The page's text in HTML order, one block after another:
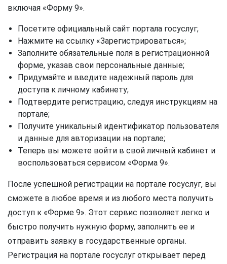
включая «Форму 9».
Посетите официальный сайт портала госуслуг;
Нажмите на ссылку «Зарегистрироваться»;
Заполните обязательные поля в регистрационной
форме, указав свои персональные данные;
Придумайте и введите надежный пароль для
доступа к личному кабинету;
Подтвердите регистрацию, следуя инструкциям на
портале;
Получите уникальный идентификатор пользователя
и данные для авторизации на портале;
Теперь вы можете войти в свой личный кабинет и
воспользоваться сервисом «Форма 9».
После успешной регистрации на портале госуслуг, вы
сможете в любое время и из любого места получить
доступ к «Форме 9». Этот сервис позволяет легко и
быстро получить нужную форму, заполнить ее и
отправить заявку в государственные органы.
Регистрация на портале госуслуг открывает перед